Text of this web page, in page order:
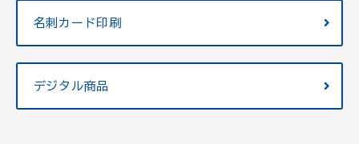
名刺カード印刷
デジタル商品